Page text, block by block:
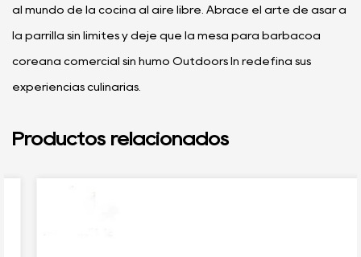
al mundo de la cocina al aire libre. Abrace el arte de asar a
la parrilla sin límites y deje que la mesa para barbacoa
coreana comercial sin humo Outdoors In redefina sus
experiencias culinarias.
Productos relacionados